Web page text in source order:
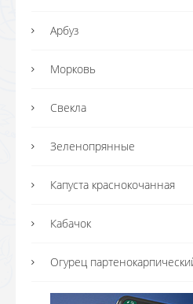
Арбуз
Морковь
Свекла
Зеленопрянные
Капуста краснокочанная
Кабачок
Огурец